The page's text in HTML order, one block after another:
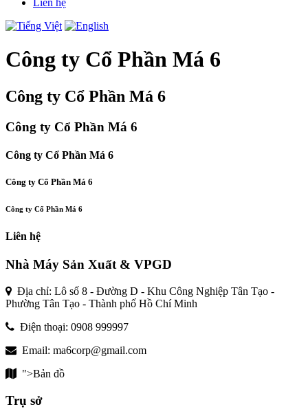
Liên hệ
Công ty Cổ Phần Má 6
Công ty Cổ Phần Má 6
Công ty Cổ Phần Má 6
Công ty Cổ Phần Má 6
Công ty Cổ Phần Má 6
Công ty Cổ Phần Má 6
Liên hệ
Nhà Máy Sản Xuất & VPGD
Địa chỉ: Lô số 8 - Đường D - Khu Công Nghiệp Tân Tạo -
Phường Tân Tạo - Thành phố Hồ Chí Minh
Điện thoại: 0908 999997
Email: ma6corp@gmail.com
">Bản đồ
Trụ sở